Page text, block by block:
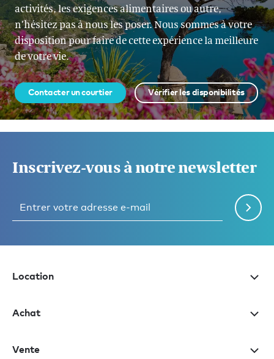
activités, les exigences alimentaires ou autre,
n’hésitez pas à nous les poser. Nous sommes à votre
disposition pour faire de cette expérience la meilleure
de votre vie.
Contacter un courtier Vérifier les disponibilités
Inscrivez-vous à notre newsletter
Location
Achat
Vente